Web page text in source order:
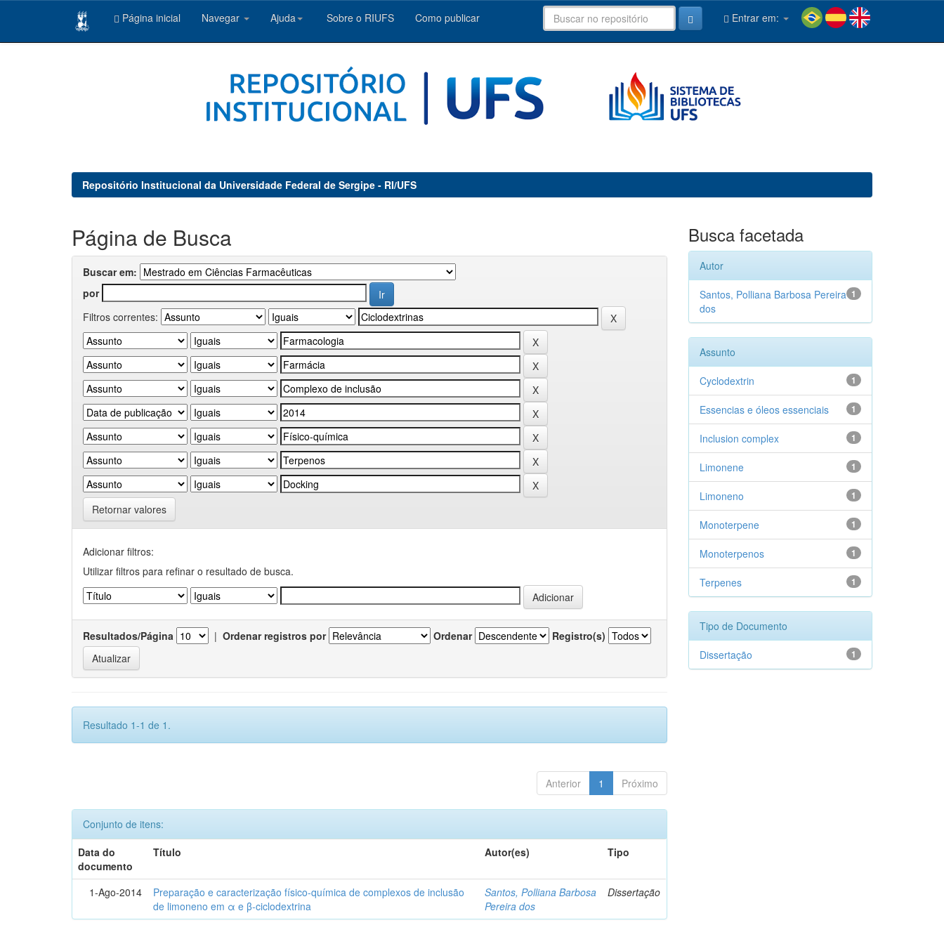
Página inicial Navegar Ajuda Sobre o RIUFS Como publicar Entrar em:
Repositório Institucional da Universidade Federal de Sergipe - RI/UFS
Página de Busca
Buscar em:
por
Filtros correntes:
Retornar valores
Adicionar filtros:
Utilizar filtros para refinar o resultado de busca.
Resultados/Página | Ordenar registros por Ordenar Registro(s)
Resultado 1-1 de 1.
Anterior 1 Próximo
Conjunto de itens:
Data do
documento
Título Autor(es) Tipo
1-Ago-2014
Preparação e caracterização físico-química de complexos de inclusão
de limoneno em α e β-ciclodextrina
Santos, Polliana Barbosa
Pereira dos
Dissertação
Busca facetada
Autor
1
Santos, Polliana Barbosa Pereira
dos
Assunto
1
Cyclodextrin
1
Essencias e óleos essenciais
1
Inclusion complex
1
Limonene
1
Limoneno
1
Monoterpene
1
Monoterpenos
1
Terpenes
Tipo de Documento
1
Dissertação